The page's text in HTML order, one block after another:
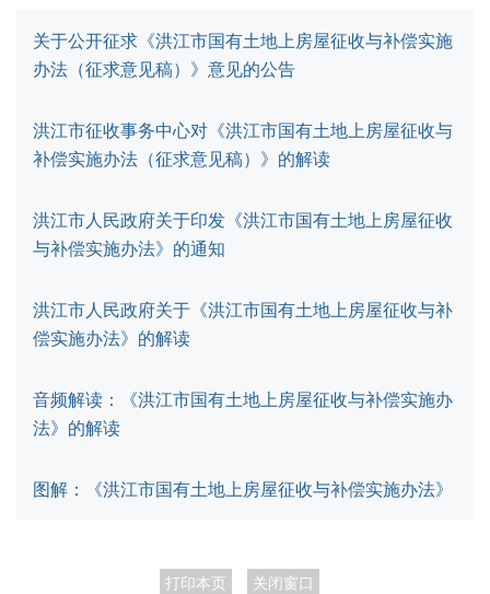
关于公开征求《洪江市国有土地上房屋征收与补偿实施
办法（征求意见稿）》意见的公告
洪江市征收事务中心对《洪江市国有土地上房屋征收与
补偿实施办法（征求意见稿）》的解读
洪江市人民政府关于印发《洪江市国有土地上房屋征收
与补偿实施办法》的通知
洪江市人民政府关于《洪江市国有土地上房屋征收与补
偿实施办法》的解读
音频解读：《洪江市国有土地上房屋征收与补偿实施办
法》的解读
图解：《洪江市国有土地上房屋征收与补偿实施办法》
打印本页 关闭窗口